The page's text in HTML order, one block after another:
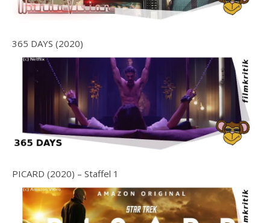
365 DAYS (2020)
PICARD (2020) – Staffel 1